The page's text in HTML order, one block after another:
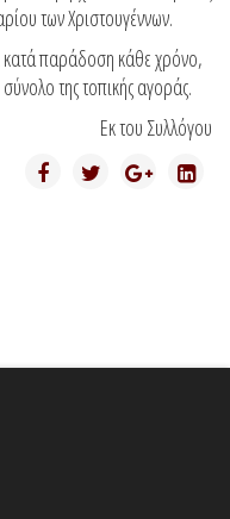
των Χριστουγέννων.
παράδοση κάθε χρόνο,
της τοπικής αγοράς.
Εκ του Συλλόγου